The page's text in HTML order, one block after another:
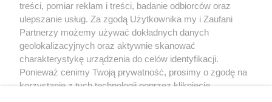
O nas
treści, pomiar reklam i treści, badanie odbiorców oraz
ulepszanie usług. Za zgodą Użytkownika my i Zaufani
Partnerzy możemy używać dokładnych danych
geolokalizacyjnych oraz aktywnie skanować
charakterystykę urządzenia do celów identyfikacji.
Ponieważ cenimy Twoją prywatność, prosimy o zgodę na
korzystanie z tych technologii poprzez kliknięcie